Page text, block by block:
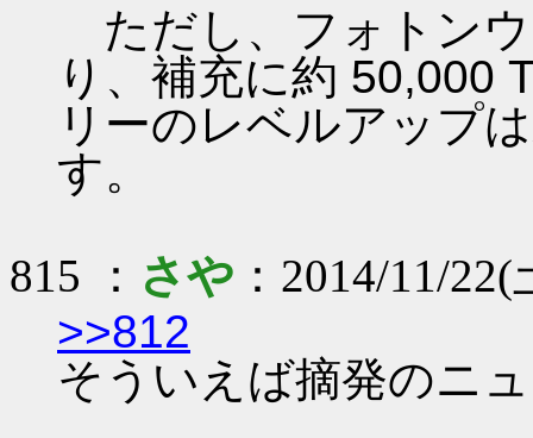
ただし、フォトン
り、補充に約 50,000
リーのレベルアップ
す。
815 ： さや ：2014/11/
>>812
そういえば摘発のニ